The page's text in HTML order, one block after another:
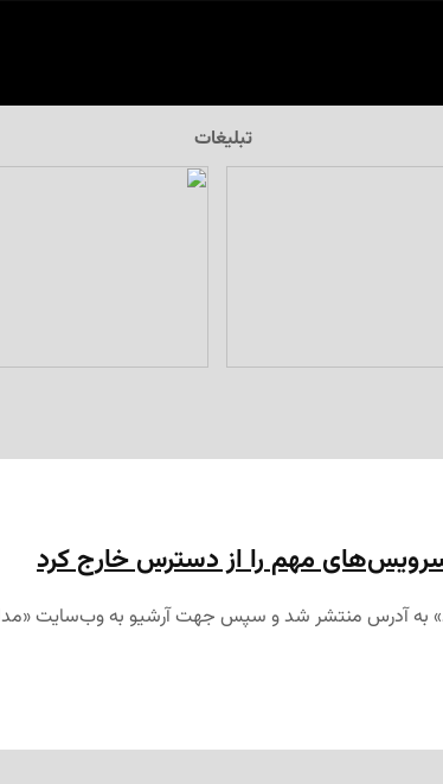
تبلیغات
سرویس‌های مهم را از دسترس خارج کرد